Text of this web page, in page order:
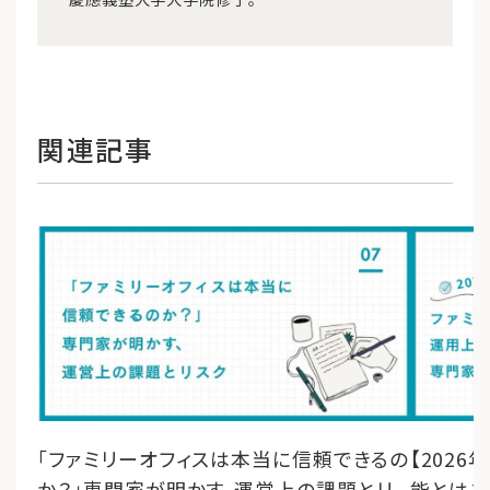
関連記事
「ファミリーオフィスは本当に信頼できるの【2026